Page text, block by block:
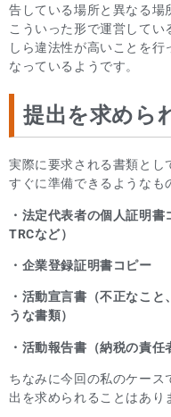
告している場所と異なる場
こういった形で運営して
しら違法性が高いことを
なっているようです。
提出を求めら
実際に要求される書類とし
すぐに準備できるようなも
・法定代表者の個人証明書
TRCなど）
・企業登録証明書コピー
・活動宣言書（不正なこ
うな書類）
・活動報告書（納税の責任
ちなみに今回の私のケース
出を求められることはあり